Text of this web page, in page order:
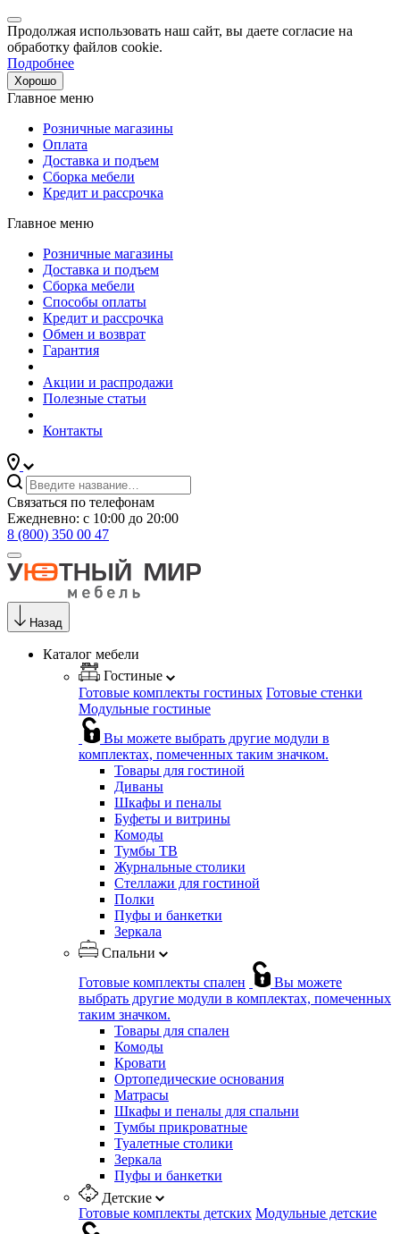
Продолжая использовать наш сайт, вы даете согласие на
обработку файлов cookie.
Подробнее
Хорошо
Главное меню
Розничные магазины
Оплата
Доставка и подъем
Сборка мебели
Кредит и рассрочка
Главное меню
Розничные магазины
Доставка и подъем
Сборка мебели
Способы оплаты
Кредит и рассрочка
Обмен и возврат
Гарантия
Акции и распродажи
Полезные статьи
Контакты
Связаться по телефонам
Ежедневно: с 10:00 до 20:00
8 (800) 350 00 47
Назад
Каталог мебели
Гостиные
Готовые комплекты гостиных Готовые стенки
Модульные гостиные
Вы можете выбрать другие модули в
комплектах, помеченных таким значком.
Товары для гостиной
Диваны
Шкафы и пеналы
Буфеты и витрины
Комоды
Тумбы ТВ
Журнальные столики
Стеллажи для гостиной
Полки
Пуфы и банкетки
Зеркала
Спальни
Готовые комплекты спален
Вы можете
выбрать другие модули в комплектах, помеченных
таким значком.
Товары для спален
Комоды
Кровати
Ортопедические основания
Матрасы
Шкафы и пеналы для спальни
Тумбы прикроватные
Туалетные столики
Зеркала
Пуфы и банкетки
Детские
Готовые комплекты детских Модульные детские